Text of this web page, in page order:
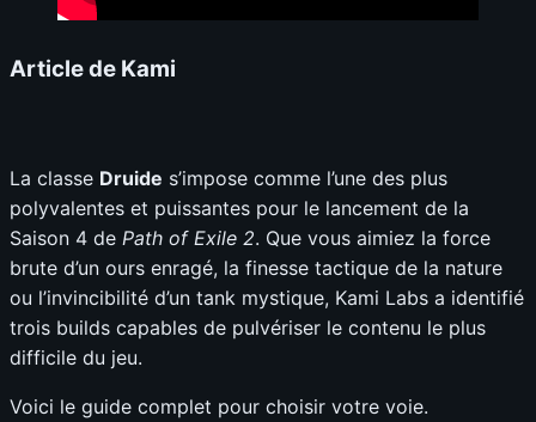
Article de Kami
La classe Druide s’impose comme l’une des plus
polyvalentes et puissantes pour le lancement de la
Saison 4 de Path of Exile 2. Que vous aimiez la force
brute d’un ours enragé, la finesse tactique de la nature
ou l’invincibilité d’un tank mystique, Kami Labs a identifié
trois builds capables de pulvériser le contenu le plus
difficile du jeu.
Voici le guide complet pour choisir votre voie.